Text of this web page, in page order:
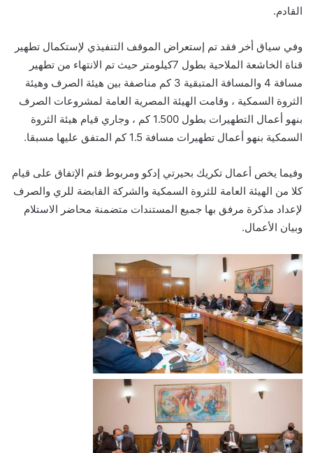
القادم.
وفي سياق أخر فقد تم إستعراض الموقف التنفيذي لإستكمال تطهير
قناة الخاشعة الملاحية بطول 7كيلومتر حيث تم الانتهاء من تطهير
مسافة 4 والمسافة المتبقية 3 كم مناصفة بين هيئة الصرف وهيئة
الثروة السمكية ، وقامت الهيئة المصرية العامة لمشروعات الصرف
بنهو أعمال التطهيرات بطول 1.500 كم ، وجاري قيام هيئة الثروة
السمكية بنهو أعمال تطهيرات مسافة 1.5 كم المتفق عليها مسبقا.
وفيما يخص أعمال تكريك بحيرتي إدكو ومربوط فتم الإتفاق على قيام
كلا من الهيئة العامة للثروة السمكية والشركة القابضة للري والصرف
لإعداد مذكرة مرفق بها جميع المستندات متضمنة محاضر الاستلام
وبيان الأعمال.